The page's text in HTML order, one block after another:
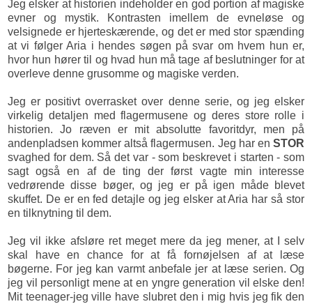
Jeg elsker at historien indeholder en god portion af magiske
evner og mystik. Kontrasten imellem de evneløse og
velsignede er hjerteskærende, og det er med stor spænding
at vi følger Aria i hendes søgen på svar om hvem hun er,
hvor hun hører til og hvad hun må tage af beslutninger for at
overleve denne grusomme og magiske verden.
Jeg er positivt overrasket over denne serie, og jeg elsker
virkelig detaljen med flagermusene og deres store rolle i
historien. Jo ræven er mit absolutte favoritdyr, men på
andenpladsen kommer altså flagermusen. Jeg har en STOR
svaghed for dem. Så det var - som beskrevet i starten - som
sagt også en af de ting der først vagte min interesse
vedrørende disse bøger, og jeg er på igen måde blevet
skuffet. De er en fed detajle og jeg elsker at Aria har så stor
en tilknytning til dem.
Jeg vil ikke afsløre ret meget mere da jeg mener, at I selv
skal have en chance for at få fornøjelsen af at læse
bøgerne. For jeg kan varmt anbefale jer at læse serien. Og
jeg vil personligt mene at en yngre generation vil elske den!
Mit teenager-jeg ville have slubret den i mig hvis jeg fik den